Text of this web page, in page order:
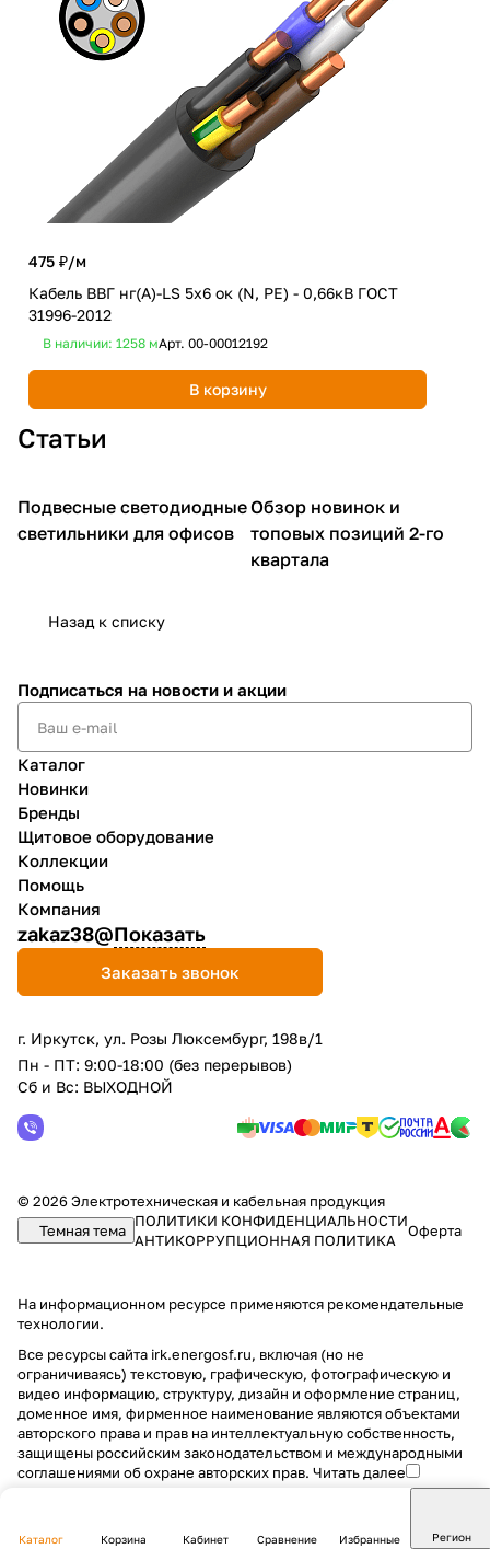
475 ₽/м
Кабель ВВГ нг(А)-LS 5х6 ок (N, PE) - 0,66кВ ГОСТ
31996-2012
В наличии: 1258 мАрт. 00-00012192
В корзину
Статьи
Освещение для офиса
Подвесные светодиодные
светильники для офисов
Обзор новинок
Обзор новинок и
топовых позиций 2-го
квартала
Назад к списку
Каталог Корзина Кабинет Сравнение Избранные Регион
Подписаться на новости и акции
Каталог
Новинки
Бренды
Щитовое оборудование
Коллекции
Помощь
Компания
zakaz38@Показать
Заказать звонок
г. Иркутск, ул. Розы Люксембург, 198в/1
Пн - ПТ: 9:00-18:00 (без перерывов)
Сб и Вс: ВЫХОДНОЙ
© 2026 Электротехническая и кабельная продукция
Темная тема
ПОЛИТИКИ КОНФИДЕНЦИАЛЬНОСТИ
АНТИКОРРУПЦИОННАЯ ПОЛИТИКА
Оферта
На информационном ресурсе применяются рекомендательные
технологии.
Все ресурсы сайта irk.energosf.ru, включая (но не
ограничиваясь) текстовую, графическую, фотографическую и
видео информацию, структуру, дизайн и оформление страниц,
доменное имя, фирменное наименование являются объектами
авторского права и прав на интеллектуальную собственность,
защищены российским законодательством и международными
соглашениями об охране авторских прав. Читать далее